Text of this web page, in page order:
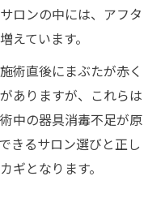
ロンの中には、アフタ
えています。
術直後にまぶたが赤く
ありますが、これらは
中の器具消毒不足が原
きるサロン選びと正し
ギとなります。